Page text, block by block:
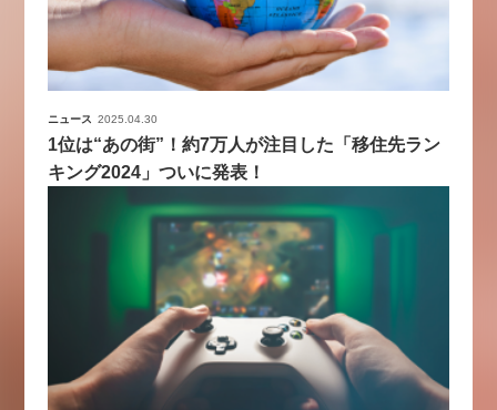
ニュース 2025.04.30
1位は“あの街”！約7万人が注目した「移住先ラン
キング2024」ついに発表！